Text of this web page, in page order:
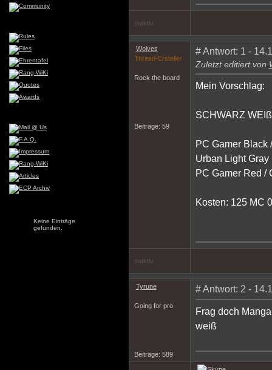
Keine Einträge
gefunden.
Inaktiv
Wolves
Thread-Ersteller
Rock the board
Beiträge: 59
# Antwort: 1 -
Zuletzt editiert von
Mein Vorschlag:
SCHWARZ
PC Gamer Black
Urban Light Gray
PC Gamer Red /
Kosten: 125 MC
Inaktiv
Tyrune
Going for pro
Beiträge: 589
# Antwort: 2 -
Frag doch
weiß